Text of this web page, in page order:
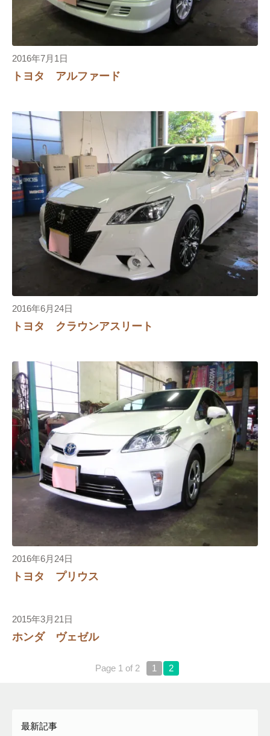
2016年7月1日
トヨタ アルファード
2016年6月24日
トヨタ クラウンアスリート
2016年6月24日
トヨタ プリウス
2015年3月21日
ホンダ ヴェゼル
Page 1 of 2 1 2
最新記事